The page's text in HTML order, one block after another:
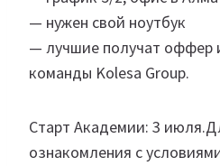
— нужен свой ноутбук
— лучшие получат оффер
команды Kolesa Group.
Старт Академии: 3
ознакомления с